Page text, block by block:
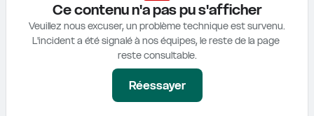
Ce contenu n'a pas pu s'afficher
Veuillez nous excuser, un problème technique est survenu.
L'incident a été signalé à nos équipes, le reste de la page
reste consultable.
Réessayer